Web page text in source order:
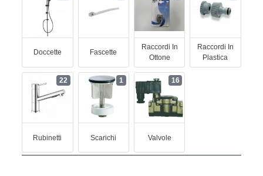
Doccette Fascette
Raccordi In
Ottone
Raccordi In
Plastica
Rubinetti
22
Scarichi
1
Valvole
16